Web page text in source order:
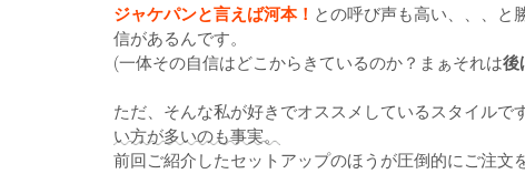
ジャケパンと言えば河本！ との呼び声も高い、、、と
信があるんです。
(一体その自信はどこからきているのか？まぁそれは後
ただ、そんな私が好きでオススメしているスタイルで
い方が多いのも事実。
前回ご紹介したセットアップのほうが圧倒的にご注文